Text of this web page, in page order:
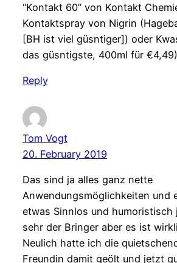
“Kontakt 60” von Kontakt
Kontaktspray von Nigrin
[BH ist viel güsntiger]) oder
das güsntigste, 400ml für
Reply
Tom Vogt
20. February 2019
Das sind ja alles ganz nette
Anwendungsmöglichkeiten und
etwas Sinnlos und
sehr der Bringer aber es ist
Neulich hatte ich die
Freundin damit geölt und jetzt